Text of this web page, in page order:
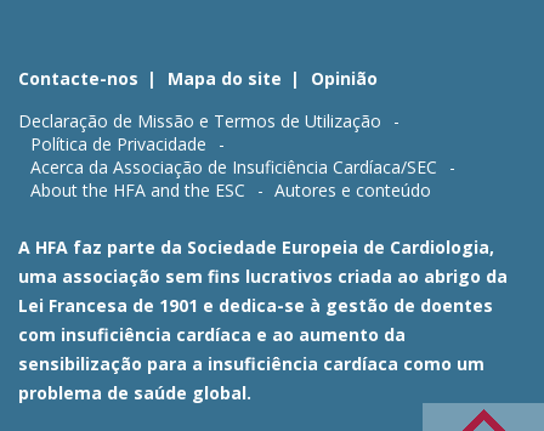
Contacte-nos Mapa do site
Opinião
Declaração de Missão e Termos de Utilização
Política de Privacidade
Acerca da Associação de Insuficiência Cardíaca/SEC
About the HFA and the ESC
Autores e conteúdo
A HFA faz parte da Sociedade Europeia de Cardiologia,
uma associação sem fins lucrativos criada ao abrigo da
Lei Francesa de 1901 e dedica-se à gestão de doentes
com insuficiência cardíaca e ao aumento da
sensibilização para a insuficiência cardíaca como um
problema de saúde global.